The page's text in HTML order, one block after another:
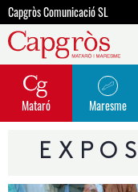
Capgròs Comunicació SL
Mataró Maresme